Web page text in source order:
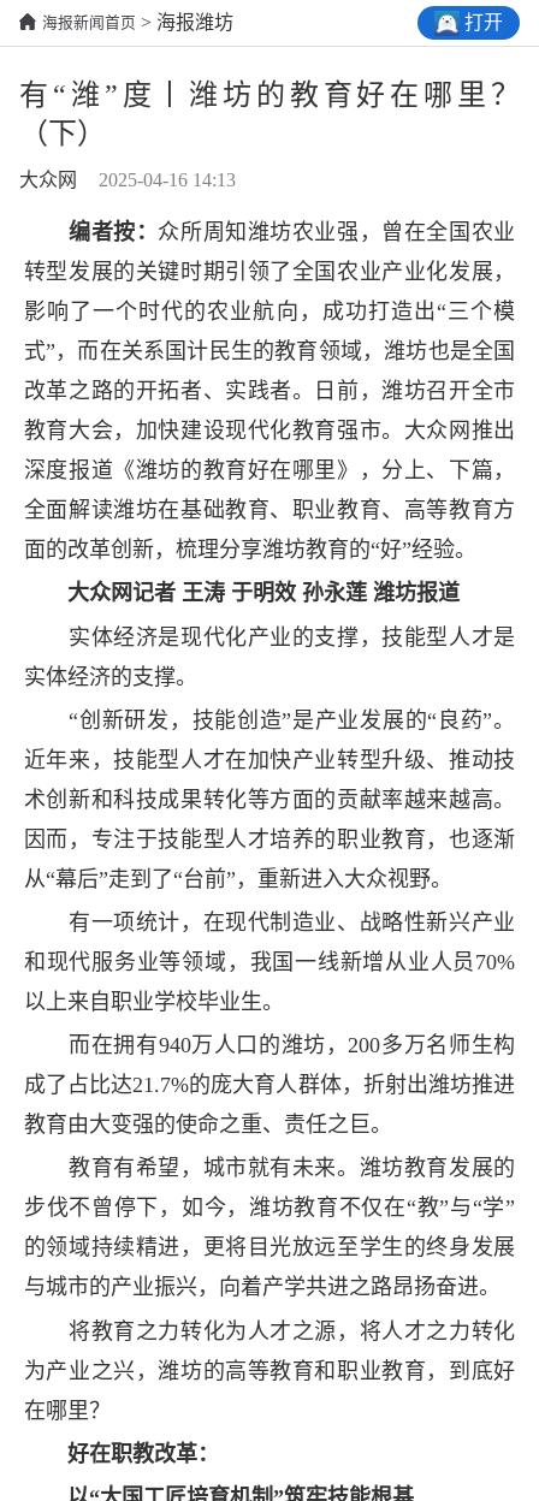
海报新闻首页 > 海报潍坊 打开
有“潍”度丨潍坊的教育好在哪里？
（下）
大众网 2025-04-16 14:13
编者按： 众所周知潍坊农业强，曾在全国农业
转型发展的关键时期引领了全国农业产业化发展，
影响了一个时代的农业航向，成功打造出“三个模
式”，而在关系国计民生的教育领域，潍坊也是全国
改革之路的开拓者、实践者。日前，潍坊召开全市
教育大会，加快建设现代化教育强市。大众网推出
深度报道《潍坊的教育好在哪里》，分上、下篇，
全面解读潍坊在基础教育、职业教育、高等教育方
面的改革创新，梳理分享潍坊教育的“好”经验。
大众网记者 王涛 于明效 孙永莲 潍坊报道
实体经济是现代化产业的支撑，技能型人才是
实体经济的支撑。
“创新研发，技能创造”是产业发展的“良药”。
近年来，技能型人才在加快产业转型升级、推动技
术创新和科技成果转化等方面的贡献率越来越高。
因而，专注于技能型人才培养的职业教育，也逐渐
从“幕后”走到了“台前”，重新进入大众视野。
有一项统计，在现代制造业、战略性新兴产业
和现代服务业等领域，我国一线新增从业人员70%
以上来自职业学校毕业生。
而在拥有940万人口的潍坊，200多万名师生构
成了占比达21.7%的庞大育人群体，折射出潍坊推进
教育由大变强的使命之重、责任之巨。
教育有希望，城市就有未来。潍坊教育发展的
步伐不曾停下，如今，潍坊教育不仅在“教”与“学”
的领域持续精进，更将目光放远至学生的终身发展
与城市的产业振兴，向着产学共进之路昂扬奋进。
将教育之力转化为人才之源，将人才之力转化
为产业之兴，潍坊的高等教育和职业教育，到底好
在哪里？
好在职教改革：